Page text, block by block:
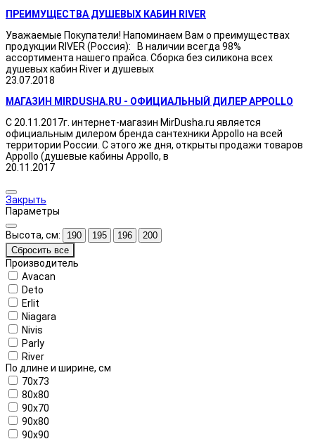
ПРЕИМУЩЕСТВА ДУШЕВЫХ КАБИН RIVER
Уважаемые Покупатели! Напоминаем Вам о преимуществах
продукции RIVER (Россия): В наличии всегда 98%
ассортимента нашего прайса. Сборка без силикона всех
душевых кабин River и душевых
23.07.2018
МАГАЗИН MIRDUSHA.RU - ОФИЦИАЛЬНЫЙ ДИЛЕР APPOLLO
С 20.11.2017г. интернет-магазин MirDusha.ru является
официальным дилером бренда сантехники Appollo на всей
территории России. С этого же дня, открыты продажи товаров
Appollo (душевые кабины Appollo, в
20.11.2017
Закрыть
Параметры
Высота, см: 190 195 196
200
Сбросить все
Производитель
Avacan
Deto
Erlit
Niagara
Nivis
Parly
River
По длине и ширине, см
70x73
80x80
90x70
90x80
90x90